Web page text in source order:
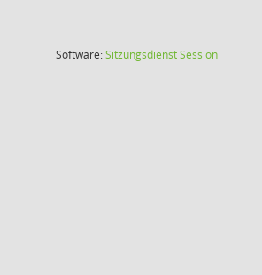
Software:SitzungsdienstSession(Wird in